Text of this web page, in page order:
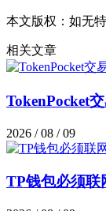
本文版权：如无
相关文章
TokenPocket
2026 / 08 / 09
TP钱包必须联